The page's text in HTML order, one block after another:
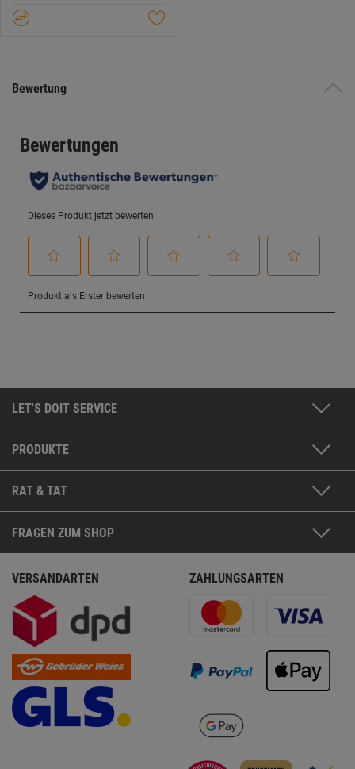
Sternen.
Bewertung
LET'S DOIT SERVICE
PRODUKTE
RAT & TAT
FRAGEN ZUM SHOP
VERSANDARTEN ZAHLUNGSARTEN